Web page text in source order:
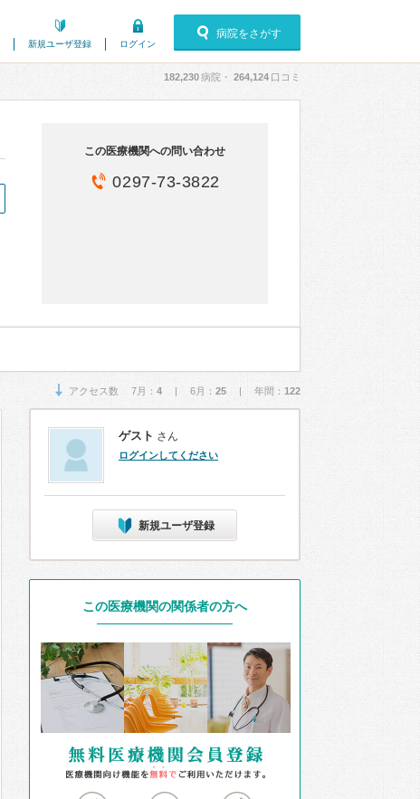
新規ユーザ登録 ログイン
病院をさがす
182,230病院・ 264,124 口コミ
この医療機関への問い合わせ
0297-73-3822
アクセス数 7月： 4 | 6月： 25 | 年間： 122
ゲスト さん
ログインしてください
新規ユーザ登録
この医療機関の関係者の方へ